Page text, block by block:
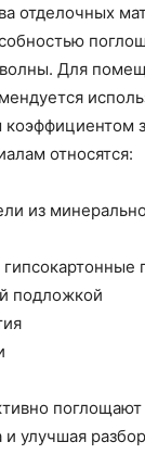
отделочных
волны. Для
относятся:
из
подложкой
улучшая